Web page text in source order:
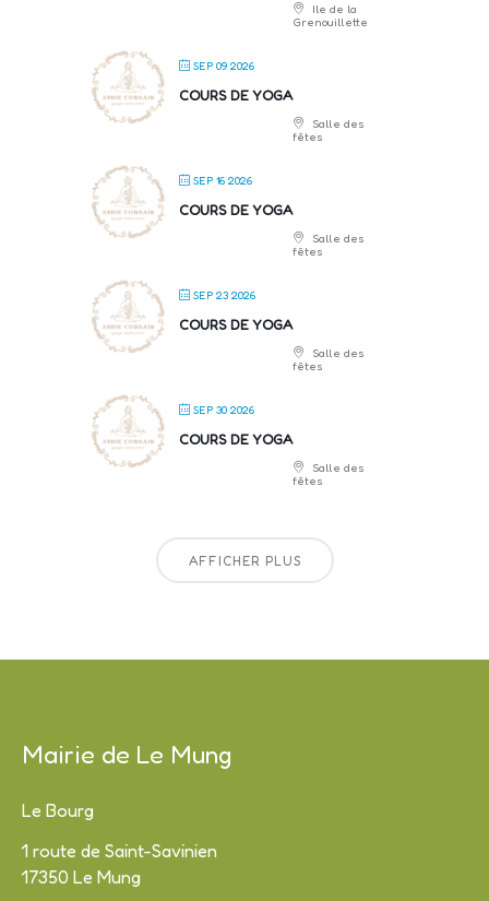
Ile de la
Grenouillette
SEP 09 2026
COURS DE YOGA
Salle des
fêtes
SEP 16 2026
COURS DE YOGA
Salle des
fêtes
SEP 23 2026
COURS DE YOGA
Salle des
fêtes
SEP 30 2026
COURS DE YOGA
Salle des
fêtes
AFFICHER PLUS
Mairie de Le Mung
Le Bourg
1 route de Saint-Savinien
17350 Le Mung